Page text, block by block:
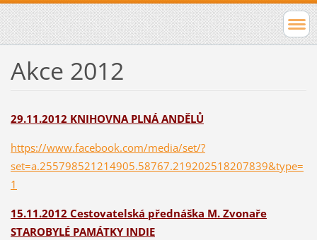
Akce 2012
29.11.2012 KNIHOVNA PLNÁ ANDĚLŮ
https://www.facebook.com/media/set/?
set=a.255798521214905.58767.219202518207839&type=
1
15.11.2012 Cestovatelská přednáška M. Zvonaře
STAROBYLÉ PAMÁTKY INDIE